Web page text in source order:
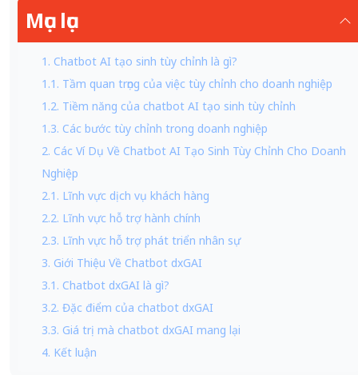
Mục lục
1. Chatbot AI tạo sinh tùy chỉnh là gì?
1.1. Tầm quan trọng của việc tùy chỉnh cho doanh nghiệp
1.2. Tiềm năng của chatbot AI tạo sinh tùy chỉnh
1.3. Các bước tùy chỉnh trong doanh nghiệp
2. Các Ví Dụ Về Chatbot AI Tạo Sinh Tùy Chỉnh Cho Doanh
Nghiệp
2.1. Lĩnh vực dịch vụ khách hàng
2.2. Lĩnh vực hỗ trợ hành chính
2.3. Lĩnh vực hỗ trợ phát triển nhân sự
3. Giới Thiệu Về Chatbot dxGAI
3.1. Chatbot dxGAI là gì?
3.2. Đặc điểm của chatbot dxGAI
3.3. Giá trị mà chatbot dxGAI mang lại
4. Kết luận